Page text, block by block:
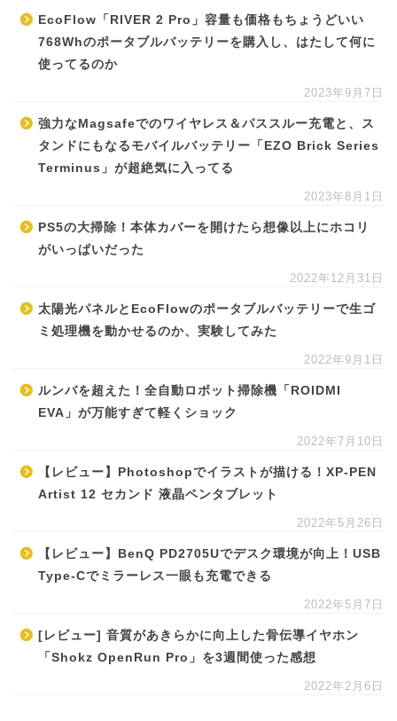
EcoFlow「RIVER 2 Pro」容量も価格もちょうどいい
768Whのポータブルバッテリーを購入し、はたして何に
使ってるのか
2023年9月7日
強力なMagsafeでのワイヤレス＆パススルー充電と、ス
タンドにもなるモバイルバッテリー「EZO Brick Series
Terminus」が超絶気に入ってる
2023年8月1日
PS5の大掃除！本体カバーを開けたら想像以上にホコリ
がいっぱいだった
2022年12月31日
太陽光パネルとEcoFlowのポータブルバッテリーで生ゴ
ミ処理機を動かせるのか、実験してみた
2022年9月1日
ルンバを超えた！全自動ロボット掃除機「ROIDMI
EVA」が万能すぎて軽くショック
2022年7月10日
【レビュー】Photoshopでイラストが描ける！XP-PEN
Artist 12 セカンド 液晶ペンタブレット
2022年5月26日
【レビュー】BenQ PD2705Uでデスク環境が向上！USB
Type-Cでミラーレス一眼も充電できる
2022年5月7日
[レビュー] 音質があきらかに向上した骨伝導イヤホン
「Shokz OpenRun Pro」を3週間使った感想
2022年2月6日